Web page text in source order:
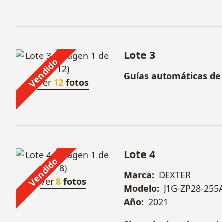
Sierra caladora +
Multiherramienta
Vendido
Ver 12 fotos
Lote 3
Guías automáticas
Vendido
Ver8 fotos
Lote 4
Marca: DEXTER
Modelo: J1G-ZP28-
Año: 2021